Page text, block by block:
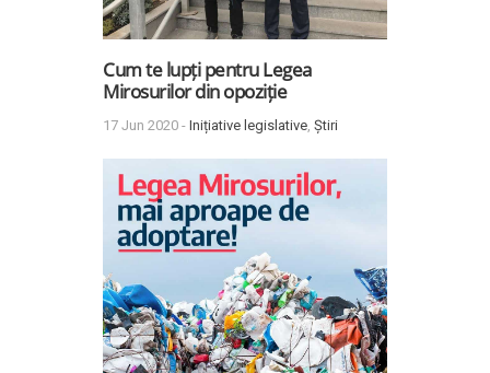
Cum te lupți pentru Legea
Mirosurilor din opoziție
17 Jun 2020 - Inițiative legislative, Știri